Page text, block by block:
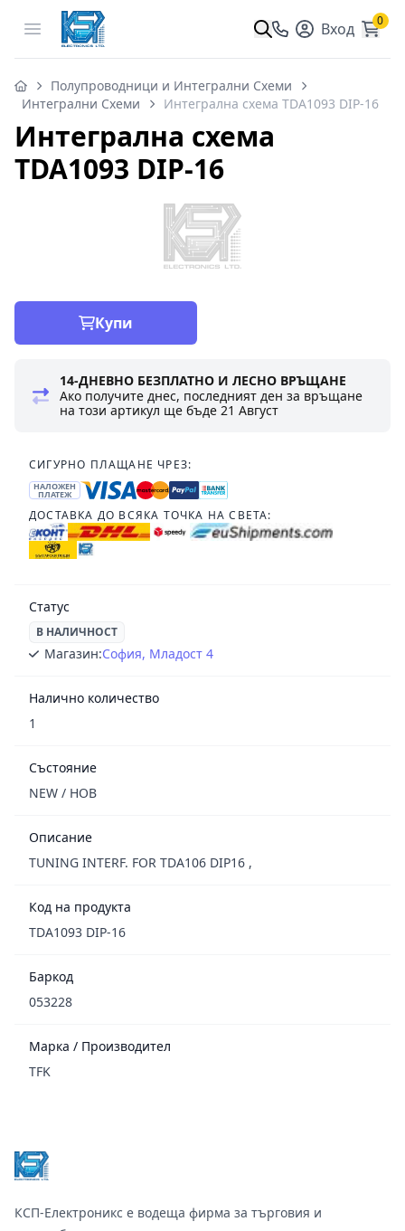
Open menu Вход 0
Полупроводници и Интегрални Схеми
Интегрални Схеми
Интегрална схема TDA1093 DIP-16
Интегрална схема
TDA1093 DIP-16
Купи
14-ДНЕВНО БЕЗПЛАТНО И ЛЕСНО ВРЪЩАНЕ
Ако получите днес, последният ден за връщане
на този артикул ще бъде21 Август
СИГУРНО ПЛАЩАНЕ ЧРЕЗ:
НАЛОЖЕН
ПЛАТЕЖ
ДОСТАВКА ДО ВСЯКА ТОЧКА НА СВЕТА:
Статус
В НАЛИЧНОСТ
Магазин:София, Младост 4
Налично количество
1
Състояние
NEW / НОВ
Описание
TUNING INTERF. FOR TDA106 DIP16 ,
Код на продукта
TDA1093 DIP-16
Баркод
053228
Марка / Производител
TFK
КСП-Електроникс е водеща фирма за търговия и